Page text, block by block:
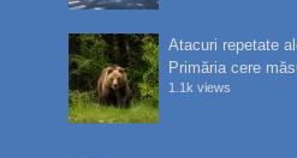
Atacuri repetate
Primăria cere
1.1k views